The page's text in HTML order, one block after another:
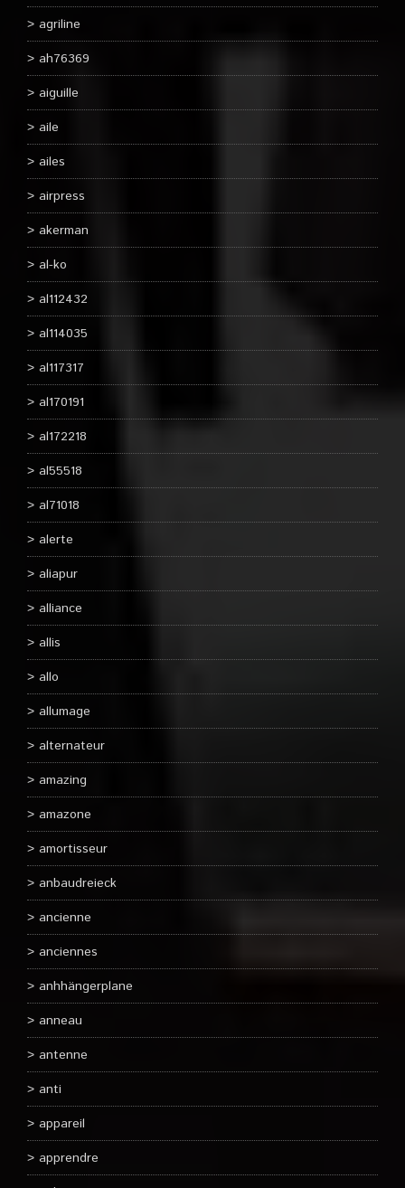
agriline
ah76369
aiguille
aile
ailes
airpress
akerman
al-ko
al112432
al114035
al117317
al170191
al172218
al55518
al71018
alerte
aliapur
alliance
allis
allo
allumage
alternateur
amazing
amazone
amortisseur
anbaudreieck
ancienne
anciennes
anhhängerplane
anneau
antenne
anti
appareil
apprendre